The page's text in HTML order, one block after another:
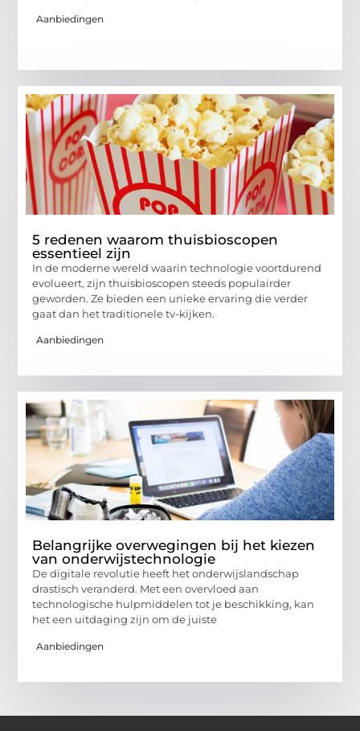
Aanbiedingen
5 redenen waarom thuisbioscopen
essentieel zijn
In de moderne wereld waarin technologie voortdurend
evolueert, zijn thuisbioscopen steeds populairder
geworden. Ze bieden een unieke ervaring die verder
gaat dan het traditionele tv-kijken.
Aanbiedingen
Belangrijke overwegingen bij het kiezen
van onderwijstechnologie
De digitale revolutie heeft het onderwijslandschap
drastisch veranderd. Met een overvloed aan
technologische hulpmiddelen tot je beschikking, kan
het een uitdaging zijn om de juiste
Aanbiedingen